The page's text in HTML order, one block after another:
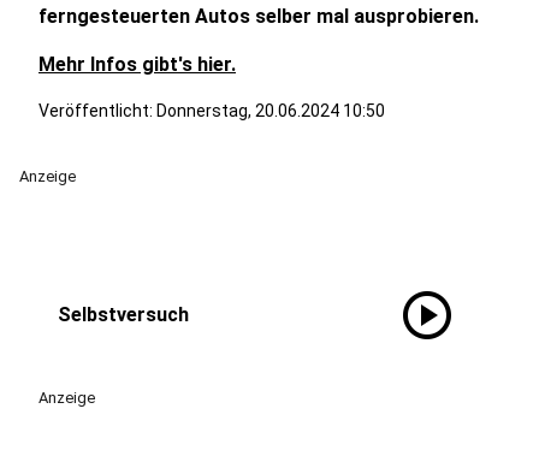
ferngesteuerten Autos selber mal ausprobieren.
Mehr Infos gibt's hier.
Veröffentlicht: Donnerstag, 20.06.2024 10:50
Anzeige
Selbstversuch play_circle
Anzeige